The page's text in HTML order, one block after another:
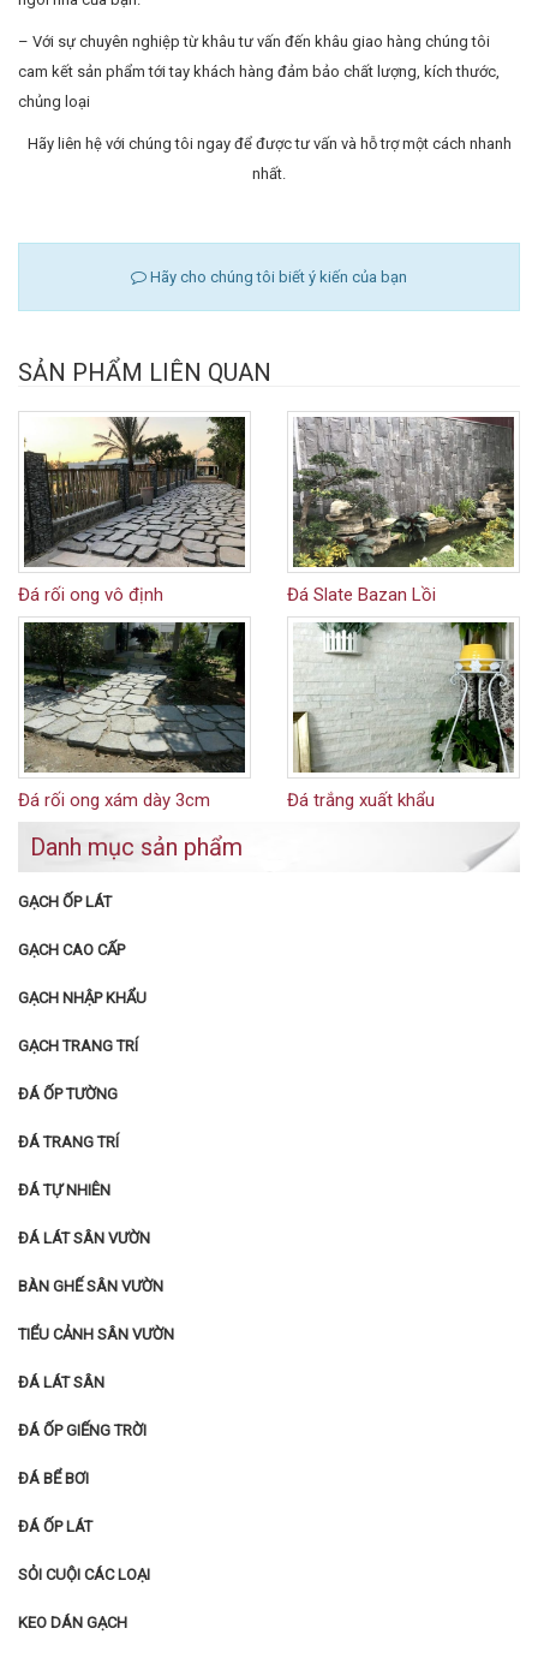
– Với sự chuyên nghiệp từ khâu tư vấn đến khâu giao hàng chúng tôi
cam kết sản phẩm tới tay khách hàng đảm bảo chất lượng, kích thước,
chủng loại
Hãy liên hệ với chúng tôi ngay để được tư vấn và hỗ trợ một cách nhanh
nhất.
Hãy cho chúng tôi biết ý kiến của bạn
SẢN PHẨM LIÊN QUAN
Đá rối ong vô định Đá Slate Bazan Lồi
Đá rối ong xám dày 3cm Đá trắng xuất khẩu
Danh mục sản phẩm
GẠCH ỐP LÁT
GẠCH CAO CẤP
GẠCH NHẬP KHẨU
GẠCH TRANG TRÍ
ĐÁ ỐP TƯỜNG
ĐÁ TRANG TRÍ
ĐÁ TỰ NHIÊN
ĐÁ LÁT SÂN VƯỜN
BÀN GHẾ SÂN VƯỜN
TIỂU CẢNH SÂN VƯỜN
ĐÁ LÁT SÂN
ĐÁ ỐP GIẾNG TRỜI
ĐÁ BỂ BƠI
ĐÁ ỐP LÁT
SỎI CUỘI CÁC LOẠI
KEO DÁN GẠCH